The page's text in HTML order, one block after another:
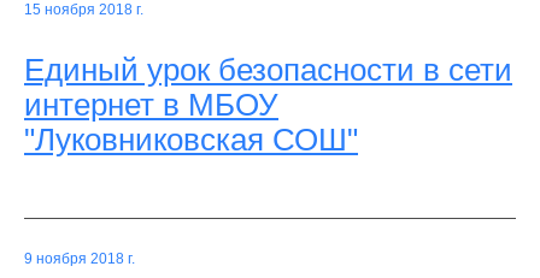
15 ноября 2018 г.
Единый урок безопасности в сети
интернет в МБОУ
"Луковниковская СОШ"
9 ноября 2018 г.